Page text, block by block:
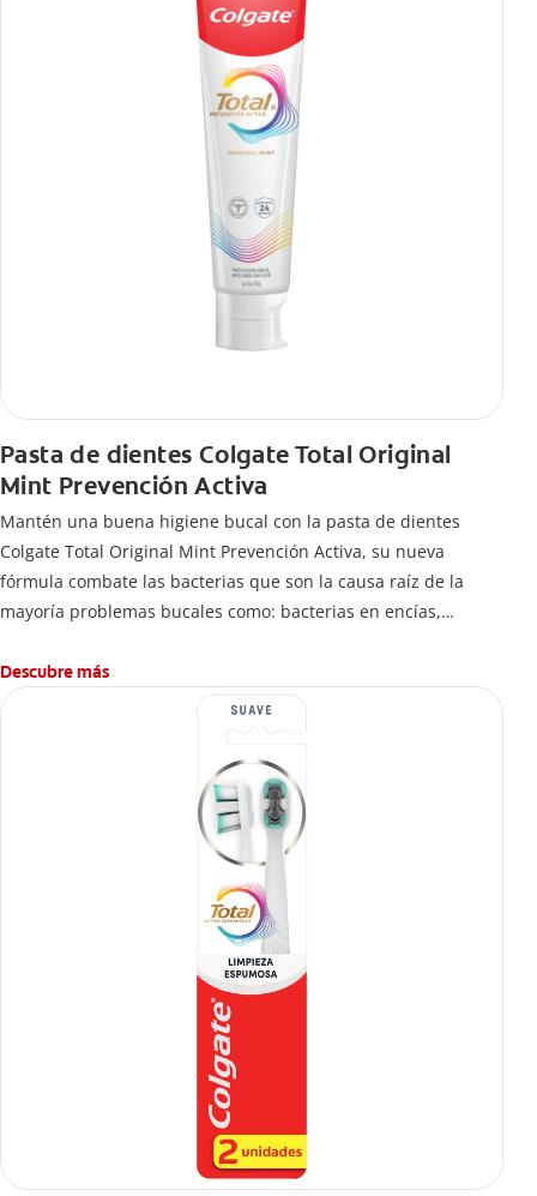
Pasta de dientes Colgate Total Original
Mint Prevención Activa
Mantén una buena higiene bucal con la pasta de dientes
Colgate Total Original Mint Prevención Activa, su nueva
fórmula combate las bacterias que son la causa raíz de la
mayoría problemas bucales como: bacterias en encías,
caries.
Descubre más